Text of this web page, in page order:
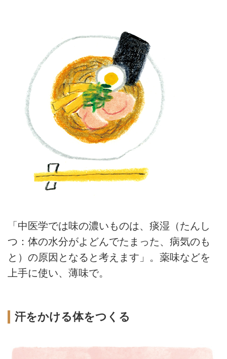
「中医学では味の濃いものは、痰湿（たんし
つ：体の水分がよどんでたまった、病気のも
と）の原因となると考えます」。薬味などを
上手に使い、薄味で。
汗をかける体をつくる